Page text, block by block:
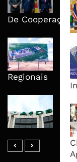
De Cooperação
Regionais